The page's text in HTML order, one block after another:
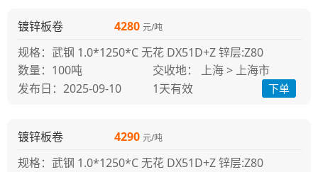
镀锌板卷 4280 元/吨
发布日：2025-09-10
规格：武钢 1.0*1250*C 无花 DX51D+Z 锌层:Z80
下单
100吨
交收地： 上海 > 上海市
1天有效
镀锌板卷 4290 元/吨
规格：武钢 1.0*1250*C 无花 DX51D+Z 锌层:Z80